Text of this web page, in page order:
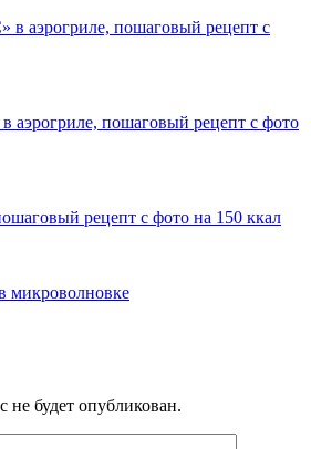
аэрогриле, пошаговый рецепт с
аэрогриле, пошаговый рецепт с фото
рецепт с фото на 150 ккал
микроволновке
будет опубликован.